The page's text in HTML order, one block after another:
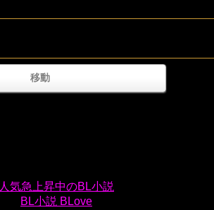
人気急上昇中のBL小説
BL小説 BLove